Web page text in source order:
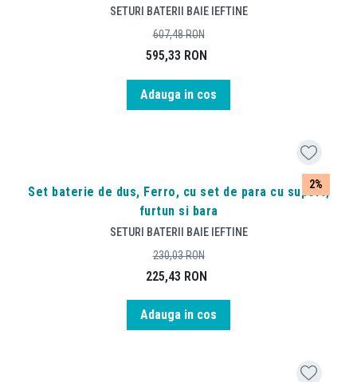
SETURI BATERII BAIE IEFTINE
595,33 RON
607,48RON
Adauga in cos
2%
Set baterie de dus, Ferro, cu set de para cu suport,
furtun si bara
SETURI BATERII BAIE IEFTINE
225,43 RON
230,03RON
Adauga in cos